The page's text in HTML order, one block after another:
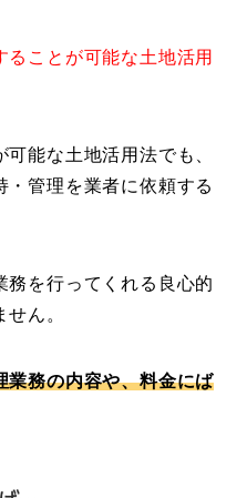
ることが可能な土地活用
能な土地活用法でも、
管理を業者に依頼する
務を行ってくれる良心的
ん。
業務の内容や、料金にば